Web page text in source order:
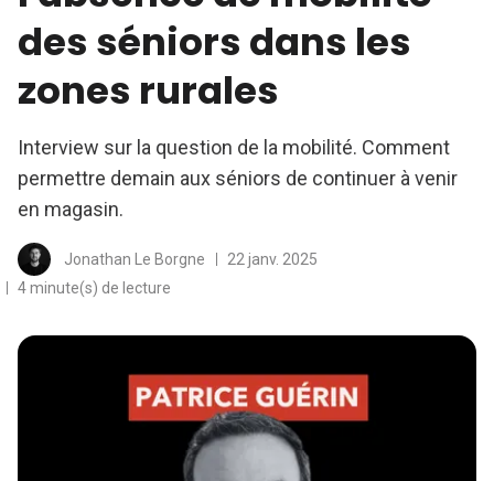
des séniors dans les
zones rurales
Interview sur la question de la mobilité. Comment
permettre demain aux séniors de continuer à venir
en magasin.
Jonathan Le Borgne
22 janv. 2025
4 minute(s) de lecture